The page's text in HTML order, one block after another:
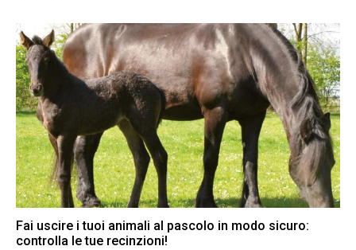
Fai uscire i tuoi animali al pascolo in modo sicuro:
controlla le tue recinzioni!